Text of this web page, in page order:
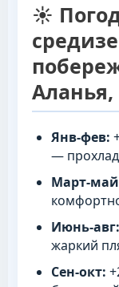
☀️
Янв-фев:
—
Март-
Июнь-авг:
жаркий
Сен-окт: